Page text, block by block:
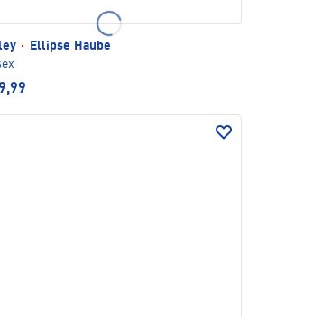
·
Ellipse Haube